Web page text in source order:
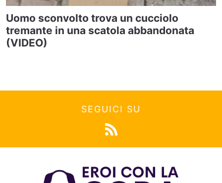
Uomo sconvolto trova un cucciolo
tremante in una scatola abbandonata
(VIDEO)
SEGUICI SU